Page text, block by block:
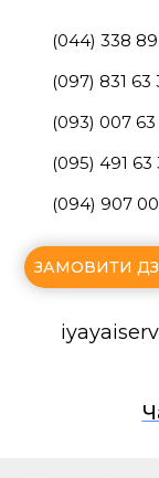
(044) 338
(097) 831 63
(093) 007 63
(095) 491 63
(094) 907
ЗАМОВИТИ